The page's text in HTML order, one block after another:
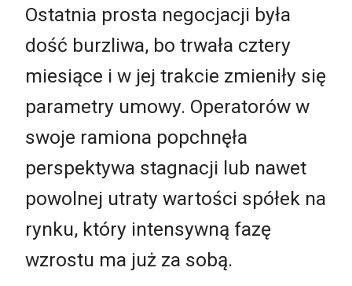
Ostatnia prosta negocjacji była
dość burzliwa, bo trwała cztery
miesiące i w jej trakcie zmieniły się
parametry umowy. Operatorów w
swoje ramiona popchnęła
perspektywa stagnacji lub nawet
powolnej utraty wartości spółek na
rynku, który intensywną fazę
wzrostu ma już za sobą.